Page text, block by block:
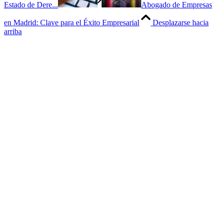
Estado de Dere... Abogado de Empresas
en Madrid: Clave para el Éxito Empresarial
Desplazarse hacia
arriba